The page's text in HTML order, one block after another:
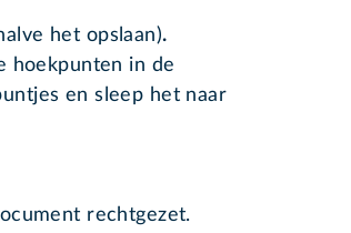
het opslaan).
hoekpunten in de
en sleep het naar
rechtgezet.